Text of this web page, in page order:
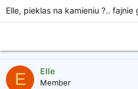
Elle, pieklas na kamieniu ?..
E Elle
Member